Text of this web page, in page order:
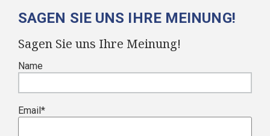
SAGEN SIE UNS IHRE MEINUNG!
Sagen Sie uns Ihre Meinung!
Name
Email *